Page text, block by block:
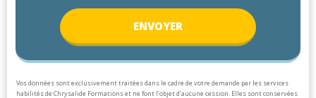
ENVOYER
Vos données sont exclusivement traitées dans le cadre de votre demande par les services
habilités de Chrysalide Formations et ne font l’objet d’aucune cession. Elles sont conservées